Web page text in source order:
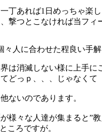
丁あれば1日めっちゃ楽し
撃つとこなければ当フィ
々人に合わせた程良い手
は消滅しない様に上手に
どっｐ、、、じゃなくて
ないのであります。
様々な人達が集まると”教
ころですが。